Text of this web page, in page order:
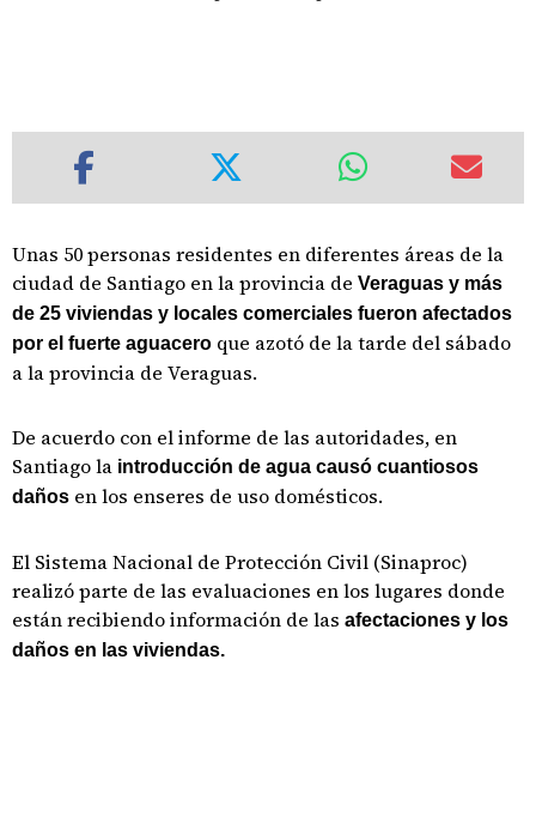
Unas 50 personas residentes en diferentes áreas de la
ciudad de Santiago en la provincia de Veraguas y más
de 25 viviendas y locales comerciales fueron afectados
por el fuerte aguacero que azotó de la tarde del sábado
a la provincia de Veraguas.
De acuerdo con el informe de las autoridades, en
Santiago la introducción de agua causó cuantiosos
daños en los enseres de uso domésticos.
El Sistema Nacional de Protección Civil (Sinaproc)
realizó parte de las evaluaciones en los lugares donde
están recibiendo información de las afectaciones y los
daños en las viviendas.